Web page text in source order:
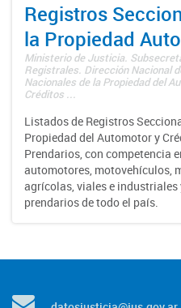
Registros
la Propiedad
Ministerio de Justicia.
Registrales. Dirección Nacional
Nacionales de la Propiedad del
Créditos ...
Listados de Registros
Propiedad del Automotor y
Prendarios, con competencia
automotores, motovehículos,
agrícolas, viales e industriales
prendarios de todo el país.